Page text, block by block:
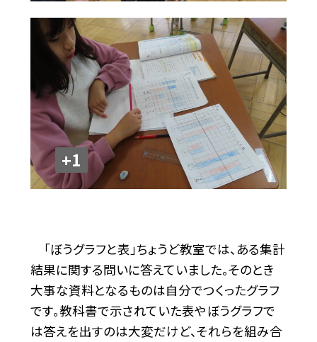
+1
「ぼうグラフと表」ちょうど教室では、ある集計
結果に関する問いに答えていました。そのとき
大事な資料となるものは自分でつくったグラフ
です。教科書で示されていた表やぼうグラフで
は答えを出すのは大変だけど、それらを組み合